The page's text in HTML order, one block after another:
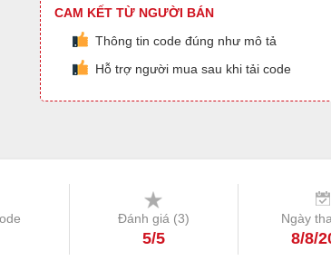
CAM KẾT TỪ NGƯỜI BÁN
Thông tin code đúng như mô tả
Hỗ trợ người mua sau khi tải code
Đánh giá (3)
5/5
Ngày
8/8/